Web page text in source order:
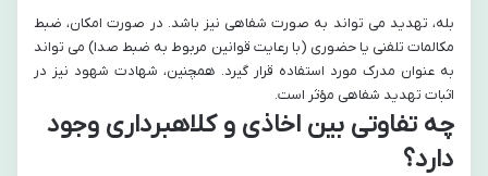
بله، تهدید می تواند به صورت شفاهی نیز باشد. در صورت امکان، ضبط
مکالمات تلفنی یا حضوری (با رعایت قوانین مربوط به ضبط صدا) می تواند
به عنوان مدرک مورد استفاده قرار گیرد. همچنین، شهادت شهود نیز در
اثبات تهدید شفاهی مؤثر است.
چه تفاوتی بین اخاذی و کلاهبرداری وجود
دارد؟